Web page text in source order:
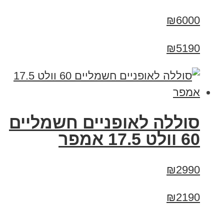
₪6000
₪5190
סוללה לאופניים חשמליים
60 וולט 17.5 אמפר
₪2990
₪2190